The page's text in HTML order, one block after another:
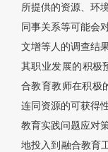
所提供的资源、环
同事关系等可能会
文增等人的调查结
其职业发展的积极
合教育教师在积极
连同资源的可获得
教育实践问题应对
地投入到融合教育